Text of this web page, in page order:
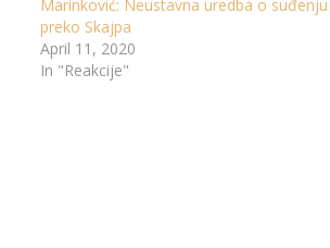
Marinković: Neustavna uredba o suđenju
preko Skajpa
April 11, 2020
In "Reakcije"